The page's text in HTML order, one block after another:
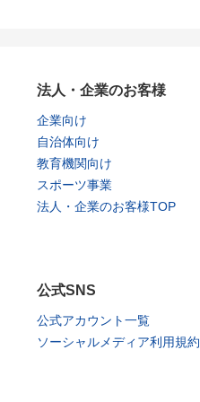
法人・企業のお客様
企業向け
自治体向け
教育機関向け
スポーツ事業
法人・企業のお客様TOP
公式SNS
公式アカウント一覧
ソーシャルメディア利用規約